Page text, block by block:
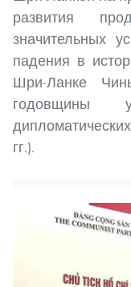
развития
значительных
падения в
Шри-Ланке
годовщины
гг.).